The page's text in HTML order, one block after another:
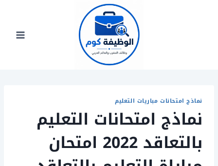
نماذج امتحانات مباريات التعليم
نماذج امتحانات التعليم
بالتعاقد 2022 امتحان